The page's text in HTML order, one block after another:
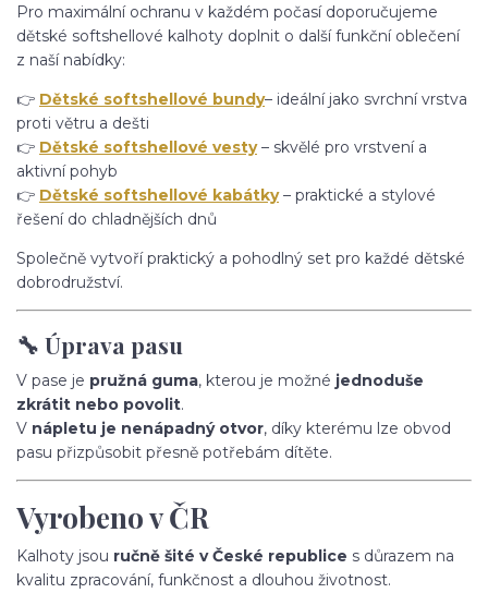
Pro maximální ochranu v každém počasí doporučujeme
dětské softshellové kalhoty doplnit o další funkční oblečení
z naší nabídky:
👉 Dětské softshellové bundy– ideální jako svrchní vrstva
proti větru a dešti
👉 Dětské softshellové vesty– skvělé pro vrstvení a
aktivní pohyb
👉 Dětské softshellové kabátky– praktické a stylové
řešení do chladnějších dnů
Společně vytvoří praktický a pohodlný set pro každé dětské
dobrodružství.
🔧 Úprava pasu
V pase je pružná guma, kterou je možné jednoduše
zkrátit nebo povolit.
V nápletu je nenápadný otvor, díky kterému lze obvod
pasu přizpůsobit přesně potřebám dítěte.
Vyrobeno v ČR
Kalhoty jsou ručně šité v České republice s důrazem na
kvalitu zpracování, funkčnost a dlouhou životnost.